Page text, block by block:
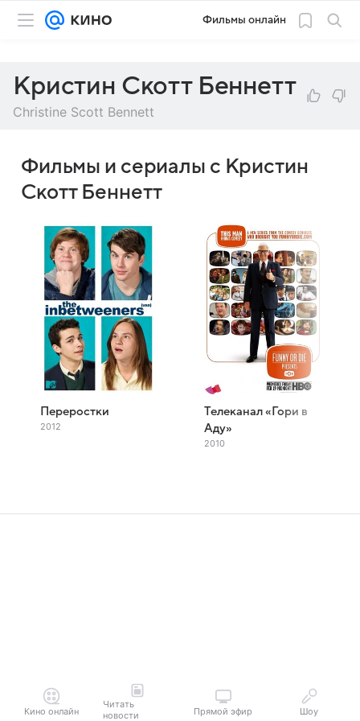
Фильмы онлайн
Кристин Скотт Беннетт
Christine Scott Bennett
Фильмы и сериалы с Кристин
Скотт Беннетт
Переростки
2012
Телеканал «Гори в
Аду»
2010
Кино онлайн
Читать
новости
Прямой эфир Шоу